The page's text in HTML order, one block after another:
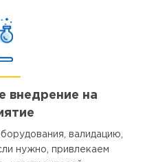
внедрение на
валидацию,
нужно, привлекаем